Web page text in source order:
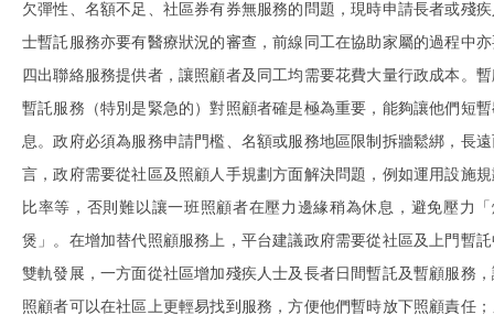
欠彈性、名額不足、社區券有券無服務的問題，現時申請長者或殘
士暫託服務亦要有醫療狀況的審查，前線同工在協助家屬的過程中
四出聯絡服務提供者，讓照顧者及同工均需要花費大量行政成本。
暫託服務（特別是緊急的）對照顧者確是極為重要，能夠讓他們短
息。政府必須為服務申請門檻、名額或服務地區限制拆牆鬆綁，長
言，政府需要從社區及照顧人手規劃方面解決問題，例如運用設施
比率等，否則難以讓一班照顧者在壓力邊緣稍為休息，避免壓力「
煲」。在增加替代照顧服務上，平台建議政府需要從社區及上門暫
雙軌發展，一方面從社區增加殘疾人士及長者日間暫託及暫顧服務
照顧者可以在社區上更輕易找到服務，方便他們暫時放下照顧責任